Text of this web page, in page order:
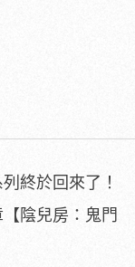
終於回來了！
陰兒房：鬼門